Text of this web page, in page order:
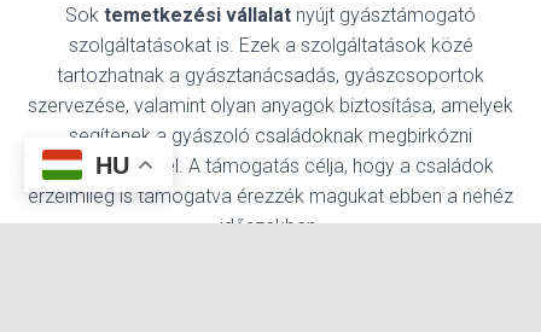
Sok temetkezési vállalat nyújt gyásztámogató
szolgáltatásokat is. Ezek a szolgáltatások közé
tartozhatnak a gyásztanácsadás, gyászcsoportok
szervezése, valamint olyan anyagok biztosítása, amelyek
segítenek a gyászoló családoknak megbirkózni
veszteségükkel. A támogatás célja, hogy a családok
érzelmileg is támogatva érezzék magukat ebben a nehéz
időszakban.
HU